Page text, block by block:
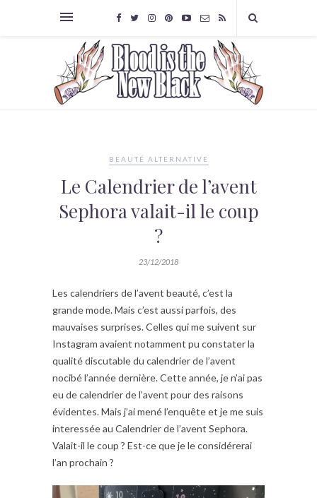
BEAUTÉ ALTERNATIVE
Le Calendrier de l’avent
Sephora valait-il le coup
?
23/12/2018
Les calendriers de l’avent beauté, c’est la
grande mode. Mais c’est aussi parfois, des
mauvaises surprises. Celles qui me suivent sur
Instagram avaient notamment pu constater la
qualité discutable du calendrier de l’avent
nocibé l’année dernière. Cette année, je n’ai pas
eu de calendrier de l’avent pour des raisons
évidentes. Mais j’ai mené l’enquête et je me suis
interessée au Calendrier de l’avent Sephora.
Valait-il le coup ? Est-ce que je le considérerai
l’an prochain ?